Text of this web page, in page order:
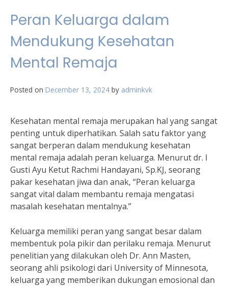
Peran Keluarga dalam
Mendukung Kesehatan
Mental Remaja
Posted on December 13, 2024 by adminkvk
Kesehatan mental remaja merupakan hal yang sangat
penting untuk diperhatikan. Salah satu faktor yang
sangat berperan dalam mendukung kesehatan
mental remaja adalah peran keluarga. Menurut dr. I
Gusti Ayu Ketut Rachmi Handayani, Sp.KJ, seorang
pakar kesehatan jiwa dan anak, “Peran keluarga
sangat vital dalam membantu remaja mengatasi
masalah kesehatan mentalnya.”
Keluarga memiliki peran yang sangat besar dalam
membentuk pola pikir dan perilaku remaja. Menurut
penelitian yang dilakukan oleh Dr. Ann Masten,
seorang ahli psikologi dari University of Minnesota,
keluarga yang memberikan dukungan emosional dan